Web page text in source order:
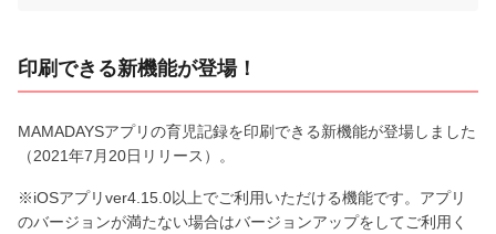
印刷できる新機能が登場！
MAMADAYSアプリの育児記録を印刷できる新機能が登場しました
（2021年7月20日リリース）。
※iOSアプリver4.15.0以上でご利用いただける機能です。アプリ
のバージョンが満たない場合はバージョンアップをしてご利用く